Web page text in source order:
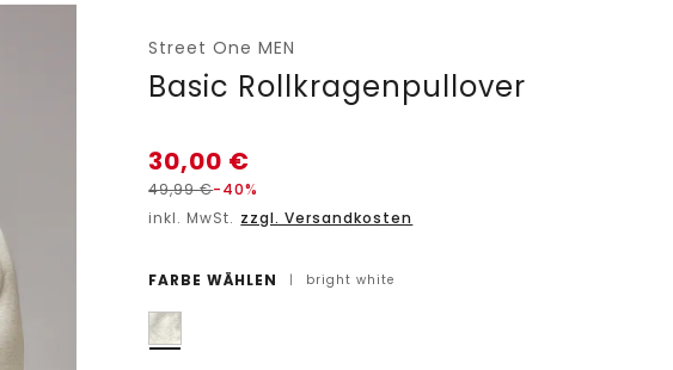
Street One MEN
Basic Rollkragenpullover
30,00 €
49,99€-40%
inkl. MwSt. zzgl. Versandkosten
FARBE WÄHLEN | bright white